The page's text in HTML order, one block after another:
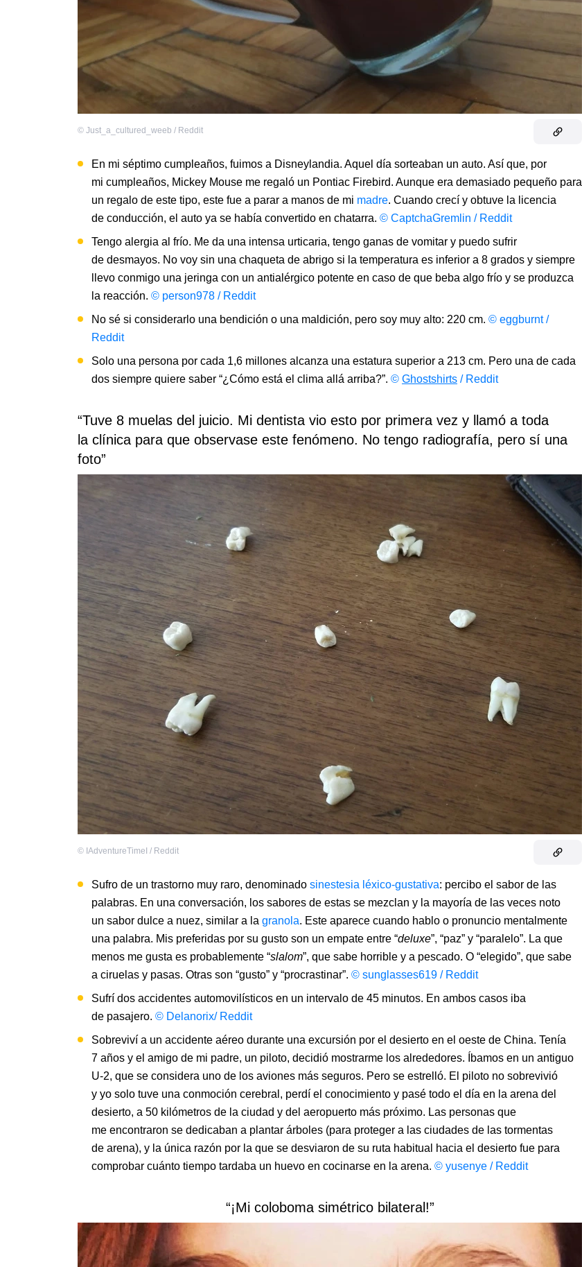
© Just_a_cultured_weeb / Reddit
En mi séptimo cumpleaños, fuimos a Disneylandia. Aquel día sorteaban un auto. Así que, por
mi cumpleaños, Mickey Mouse me regaló un Pontiac Firebird. Aunque era demasiado pequeño para
un regalo de este tipo, este fue a parar a manos de mi madre. Cuando crecí y obtuve la licencia
de conducción, el auto ya se había convertido en chatarra. © CaptchaGremlin / Reddit
Tengo alergia al frío. Me da una intensa urticaria, tengo ganas de vomitar y puedo sufrir
de desmayos. No voy sin una chaqueta de abrigo si la temperatura es inferior a 8 grados y siempre
llevo conmigo una jeringa con un antialérgico potente en caso de que beba algo frío y se produzca
la reacción. © person978 / Reddit
No sé si considerarlo una bendición o una maldición, pero soy muy alto: 220 cm. © eggburnt /
Reddit
Solo una persona por cada 1,6 millones alcanza una estatura superior a 213 cm. Pero una de cada
dos siempre quiere saber “¿Cómo está el clima allá arriba?”. © Ghostshirts / Reddit
“Tuve 8 muelas del juicio. Mi dentista vio esto por primera vez y llamó a toda
la clínica para que observase este fenómeno. No tengo radiografía, pero sí una
foto”
© IAdventureTimeI / Reddit
Sufro de un trastorno muy raro, denominado sinestesia léxico-gustativa: percibo el sabor de las
palabras. En una conversación, los sabores de estas se mezclan y la mayoría de las veces noto
un sabor dulce a nuez, similar a la granola. Este aparece cuando hablo o pronuncio mentalmente
una palabra. Mis preferidas por su gusto son un empate entre “deluxe”, “paz” y “paralelo”. La que
menos me gusta es probablemente “slalom”, que sabe horrible y a pescado. O “elegido”, que sabe
a ciruelas y pasas. Otras son “gusto” y “procrastinar”. © sunglasses619 / Reddit
Sufrí dos accidentes automovilísticos en un intervalo de 45 minutos. En ambos casos iba
de pasajero. © Delanorix/ Reddit
Sobreviví a un accidente aéreo durante una excursión por el desierto en el oeste de China. Tenía
7 años y el amigo de mi padre, un piloto, decidió mostrarme los alrededores. Íbamos en un antiguo
U-2, que se considera uno de los aviones más seguros. Pero se estrelló. El piloto no sobrevivió
y yo solo tuve una conmoción cerebral, perdí el conocimiento y pasé todo el día en la arena del
desierto, a 50 kilómetros de la ciudad y del aeropuerto más próximo. Las personas que
me encontraron se dedicaban a plantar árboles (para proteger a las ciudades de las tormentas
de arena), y la única razón por la que se desviaron de su ruta habitual hacia el desierto fue para
comprobar cuánto tiempo tardaba un huevo en cocinarse en la arena. © yusenye / Reddit
“¡Mi coloboma simétrico bilateral!”